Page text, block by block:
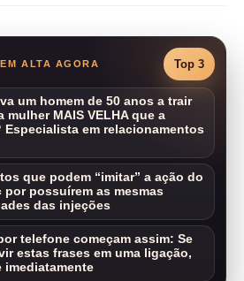
ALTA AGORA Top 3
um homem de 50 anos a trair
mulher MAIS VELHA que a
Especialista em relacionamentos
que podem “imitar” a ação do
por possuírem as mesmas
das injeções
telefone começam assim: Se
estas frases em uma ligação,
imediatamente